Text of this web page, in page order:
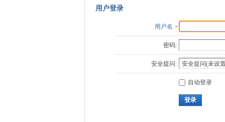
用户登录
用户名
密码:
安全提问:
自动登录
登录